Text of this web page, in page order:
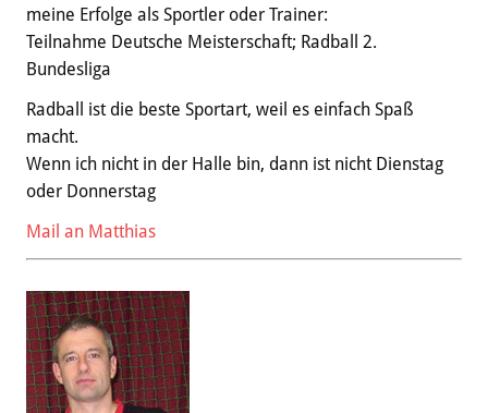
meine Erfolge als Sportler oder Trainer:
Teilnahme Deutsche Meisterschaft; Radball 2.
Bundesliga
Radball ist die beste Sportart, weil es einfach Spaß
macht.
Wenn ich nicht in der Halle bin, dann ist nicht Dienstag
oder Donnerstag
Mail an Matthias